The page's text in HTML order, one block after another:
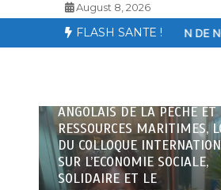
August 8, 2026
FLASH SANTE !
DE NOUVELLES DROGUES AU